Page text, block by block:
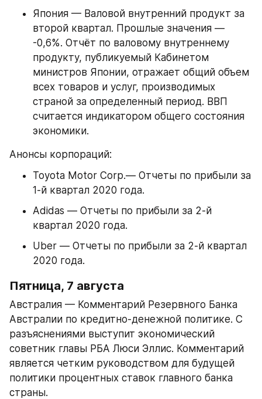
Япония — Валовой внутренний продукт за
второй квартал. Прошлые значения —
-0,6%. Отчёт по валовому внутреннему
продукту, публикуемый Кабинетом
министров Японии, отражает общий объем
всех товаров и услуг, производимых
страной за определенный период. ВВП
считается индикатором общего состояния
экономики.
Анонсы корпораций:
Toyota Motor Corp.— Отчеты по прибыли за
1-й квартал 2020 года.
Adidas — Отчеты по прибыли за 2-й
квартал 2020 года.
Uber — Отчеты по прибыли за 2-й квартал
2020 года.
Пятница, 7 августа
Австралия — Комментарий Резервного Банка
Австралии по кредитно-денежной политике. С
разъяснениями выступит экономический
советник главы РБА Люси Эллис. Комментарий
является четким руководством для будущей
политики процентных ставок главного банка
страны.